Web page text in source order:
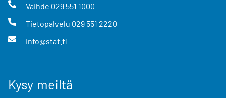
Vaihde 029 551 1000
Tietopalvelu 029 551 2220
info@stat.fi
Kysy meiltä